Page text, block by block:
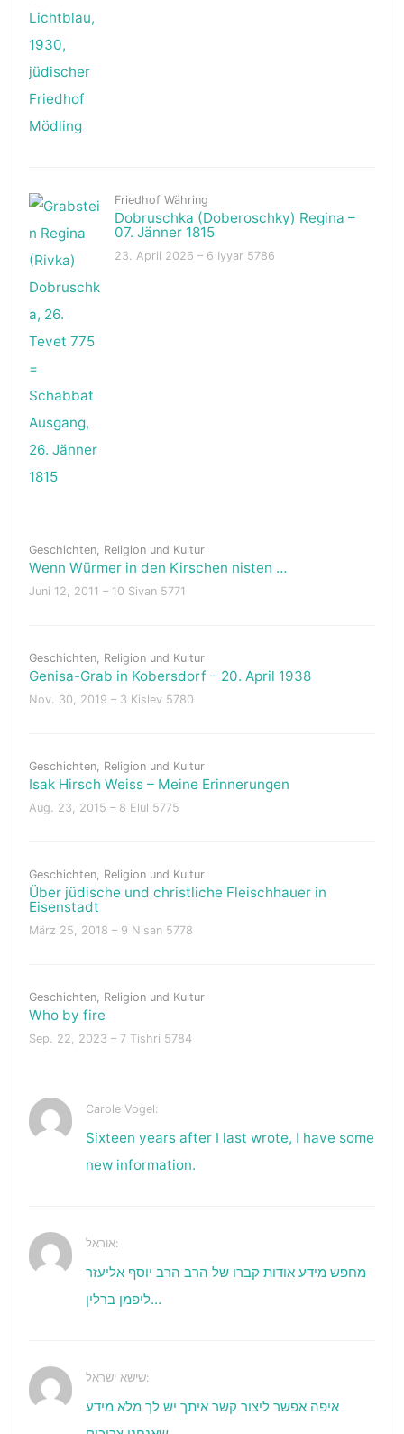
Friedhof Währing
Dobruschka (Doberoschky) Regina –
07. Jänner 1815
23. April 2026 – 6 Iyyar 5786
Geschichten, Religion und Kultur
Wenn Würmer in den Kirschen nisten …
Juni 12, 2011 – 10 Sivan 5771
Geschichten, Religion und Kultur
Genisa-Grab in Kobersdorf – 20. April 1938
Nov. 30, 2019 – 3 Kislev 5780
Geschichten, Religion und Kultur
Isak Hirsch Weiss – Meine Erinnerungen
Aug. 23, 2015 – 8 Elul 5775
Geschichten, Religion und Kultur
Über jüdische und christliche Fleischhauer in
Eisenstadt
März 25, 2018 – 9 Nisan 5778
Geschichten, Religion und Kultur
Who by fire
Sep. 22, 2023 – 7 Tishri 5784
Carole Vogel:
Sixteen years after I last wrote, I have some
new information.
אוראל:
מחפש מידע אודות קברו של הרב הרב יוסף אליעזר
ליפמן ברלין...
שישא ישראל:
איפה אפשר ליצור קשר איתך יש לך מלא מידע